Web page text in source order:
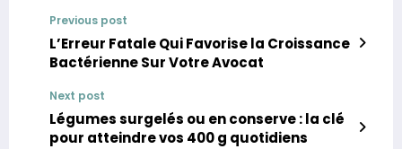
Previous post
L’Erreur Fatale Qui Favorise la Croissance
Bactérienne Sur Votre Avocat
Next post
Légumes surgelés ou en conserve : la clé
pour atteindre vos 400 g quotidiens